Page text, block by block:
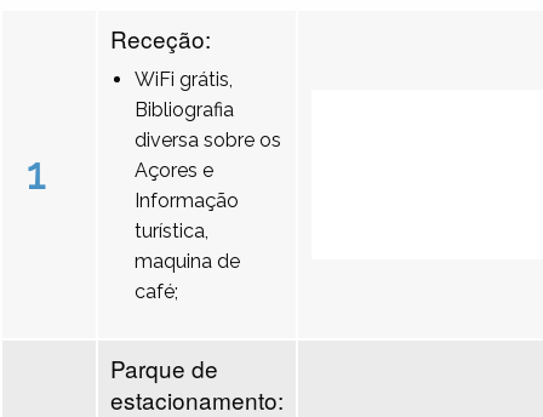
1
Receção:
WiFi grátis,
Bibliografia
diversa sobre os
Açores e
Informação
turística,
maquina de
café;
Parque de
estacionamento: